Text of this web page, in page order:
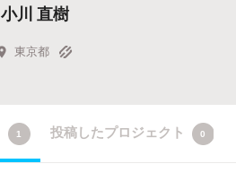
小川 直樹
東京都
1 投稿したプロジェクト 0